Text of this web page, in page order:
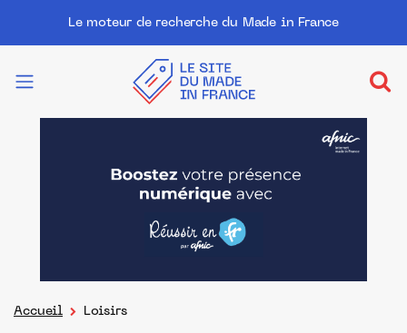
Le moteur de recherche du Made in France
Accueil Loisirs